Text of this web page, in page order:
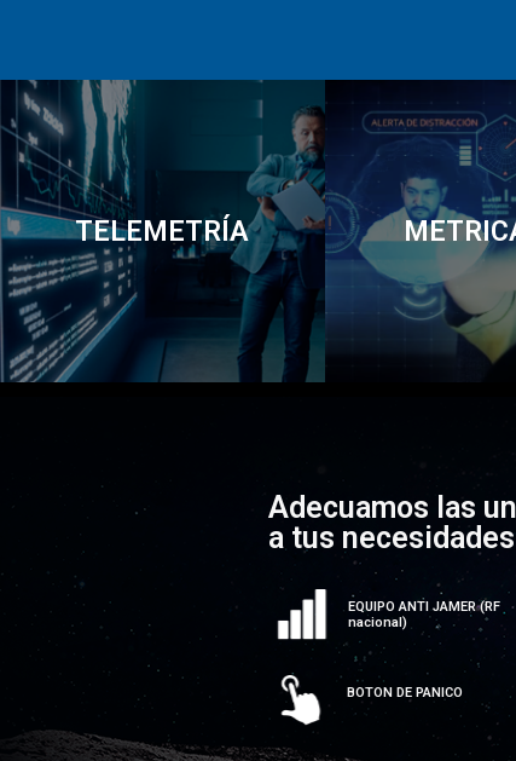
TELEMETRÍA
Adecuamos las
a tus necesidades
EQUIPO ANTI JAMER (RF
nacional)
BOTON DE PANICO